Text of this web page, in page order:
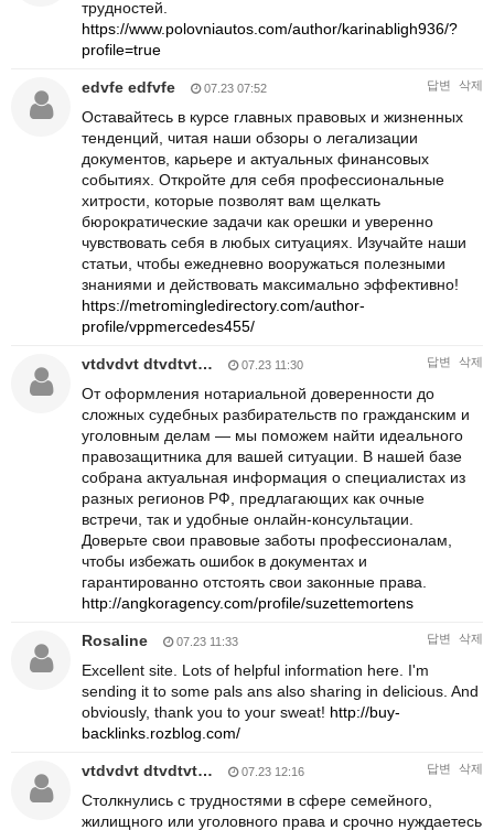
трудностей.
https://www.polovniautos.com/author/karinabligh936/?
profile=true
edvfe edfvfe 07.23 07:52 답변 삭제
Оставайтесь в курсе главных правовых и жизненных
тенденций, читая наши обзоры о легализации
документов, карьере и актуальных финансовых
событиях. Откройте для себя профессиональные
хитрости, которые позволят вам щелкать
бюрократические задачи как орешки и уверенно
чувствовать себя в любых ситуациях. Изучайте наши
статьи, чтобы ежедневно вооружаться полезными
знаниями и действовать максимально эффективно!
https://metromingledirectory.com/author-
profile/vppmercedes455/
vtdvdvt dtvdtvt… 07.23 11:30 답변 삭제
От оформления нотариальной доверенности до
сложных судебных разбирательств по гражданским и
уголовным делам — мы поможем найти идеального
правозащитника для вашей ситуации. В нашей базе
собрана актуальная информация о специалистах из
разных регионов РФ, предлагающих как очные
встречи, так и удобные онлайн-консультации.
Доверьте свои правовые заботы профессионалам,
чтобы избежать ошибок в документах и
гарантированно отстоять свои законные права.
http://angkoragency.com/profile/suzettemortens
Rosaline 07.23 11:33 답변 삭제
Excellent site. Lots of helpful information here. I'm
sending it to some pals ans also sharing in delicious. And
obviously, thank you to your sweat! http://buy-
backlinks.rozblog.com/
vtdvdvt dtvdtvt… 07.23 12:16 답변 삭제
Столкнулись с трудностями в сфере семейного,
жилищного или уголовного права и срочно нуждаетесь